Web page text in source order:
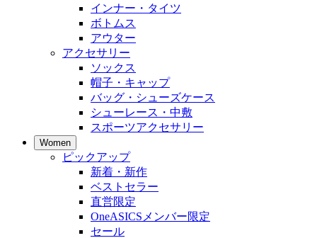
インナー・タイツ
ボトムス
アウター
アクセサリー
ソックス
帽子・キャップ
バッグ・シューズケース
シューレース・中敷
スポーツアクセサリー
Women
ピックアップ
新着・新作
ベストセラー
直営限定
OneASICSメンバー限定
セール